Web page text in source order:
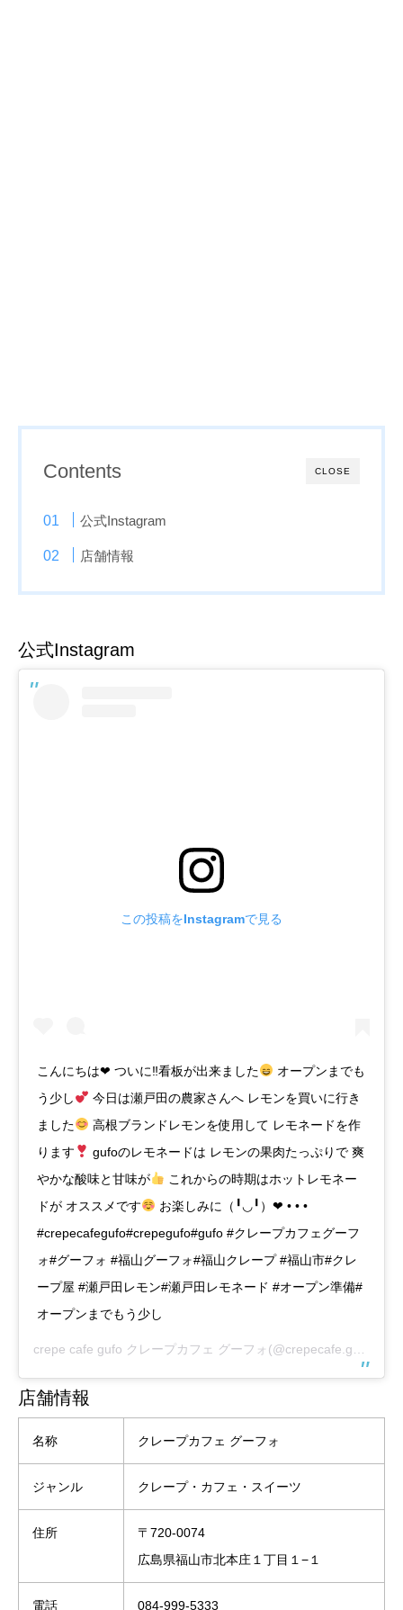
CLOSE
Contents
公式Instagram
店舗情報
公式Instagram
この投稿をInstagramで見る
こんにちは❤︎ ついに‼︎看板が出来ました
オープンまでも
う少し
今日は瀬戸田の農家さんへ レモンを買いに行き
ました
高根ブランドレモンを使用して レモネードを作
ります
gufoのレモネードは レモンの果肉たっぷりで 爽
やかな酸味と甘味が
これからの時期はホットレモネー
ドが オススメです
お楽しみに（╹◡╹）❤︎ • • •
#crepecafegufo#crepegufo#gufo #クレープカフェグーフ
ォ#グーフォ #福山グーフォ#福山クレープ #福山市#クレ
ープ屋 #瀬戸田レモン#瀬戸田レモネード #オープン準備#
オープンまでもう少し
crepe cafe gufo クレープカフェ グーフォ (@crepecafe.gufo)がシェアした投稿 –
店舗情報
名称 クレープカフェ グーフォ
ジャンル クレープ・カフェ・スイーツ
住所
〒720-0074
広島県福山市北本庄１丁目１−１
電話 084-999-5333